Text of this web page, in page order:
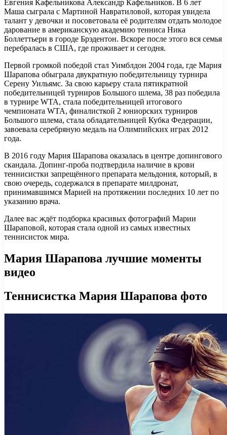
Евгения Кафельникова Александр Кафельников. В 6 лет
Маша сыграла с Мартиной Навратиловой, которая увидела
талант у девочки и посоветовала её родителям отдать молодое
дарование в американскую академию тенниса Ника
Боллеттьери в городе Брэдентон. Вскоре после этого вся семья
перебралась в США, где проживает и сегодня.
Первой громкой победой стал Уимблдон 2004 года, где Мария
Шарапова обыграла двукратную победительницу турнира
Серену Уильямс. За свою карьеру стала пятикратной
победительницей турниров Большого шлема, 38 раз победила
в турнире WTA, стала победительницей итогового
чемпионата WTA, финалисткой 2 юниорских турниров
Большого шлема, стала обладательницей Кубка Федерации,
завоевала серебряную медаль на Олимпийских играх 2012
года.
В 2016 году Мария Шарапова оказалась в центре допингового
скандала. Допинг-проба подтвердила наличие в крови
теннисистки запрещённого препарата мельдония, который, в
свою очередь, содержался в препарате милдронат,
принимавшимся Марией на протяжении последних 10 лет по
указанию врача.
Далее вас ждёт подборка красивых фотографий Марии
Шараповой, которая стала одной из самых известных
теннисисток мира.
Мария Шарапова лучшие моменты
видео
Теннисистка Мария Шарапова фото